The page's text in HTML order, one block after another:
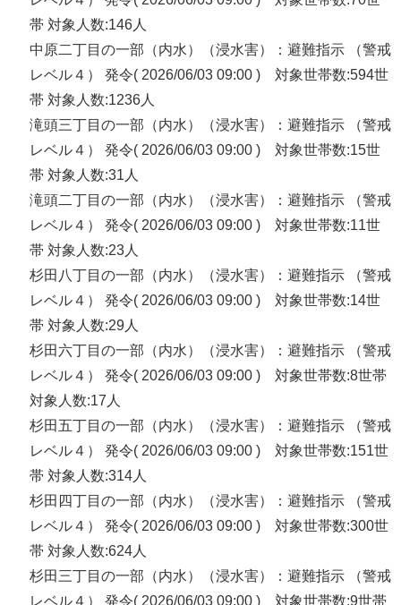
帯 対象人数:146人
中原二丁目の一部（内水）（浸水害）：避難指示 （警戒
レベル４） 発令( 2026/06/03 09:00 ) 対象世帯数:594世
帯 対象人数:1236人
滝頭三丁目の一部（内水）（浸水害）：避難指示 （警戒
レベル４） 発令( 2026/06/03 09:00 ) 対象世帯数:15世
帯 対象人数:31人
滝頭二丁目の一部（内水）（浸水害）：避難指示 （警戒
レベル４） 発令( 2026/06/03 09:00 ) 対象世帯数:11世
帯 対象人数:23人
杉田八丁目の一部（内水）（浸水害）：避難指示 （警戒
レベル４） 発令( 2026/06/03 09:00 ) 対象世帯数:14世
帯 対象人数:29人
杉田六丁目の一部（内水）（浸水害）：避難指示 （警戒
レベル４） 発令( 2026/06/03 09:00 ) 対象世帯数:8世帯
対象人数:17人
杉田五丁目の一部（内水）（浸水害）：避難指示 （警戒
レベル４） 発令( 2026/06/03 09:00 ) 対象世帯数:151世
帯 対象人数:314人
杉田四丁目の一部（内水）（浸水害）：避難指示 （警戒
レベル４） 発令( 2026/06/03 09:00 ) 対象世帯数:300世
帯 対象人数:624人
杉田三丁目の一部（内水）（浸水害）：避難指示 （警戒
レベル４） 発令( 2026/06/03 09:00 ) 対象世帯数:9世帯